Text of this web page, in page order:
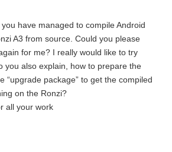
have managed to compile Android
A3 from source. Could you please
for me? I really would like to try
you also explain, how to prepare the
“upgrade package” to get the compiled
on the Ronzi?
all your work